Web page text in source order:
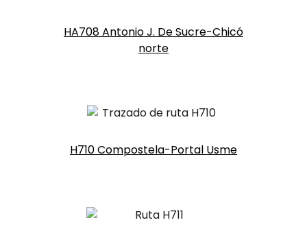
HA708 Antonio J. De Sucre-Chicó
norte
H710 Compostela-Portal Usme